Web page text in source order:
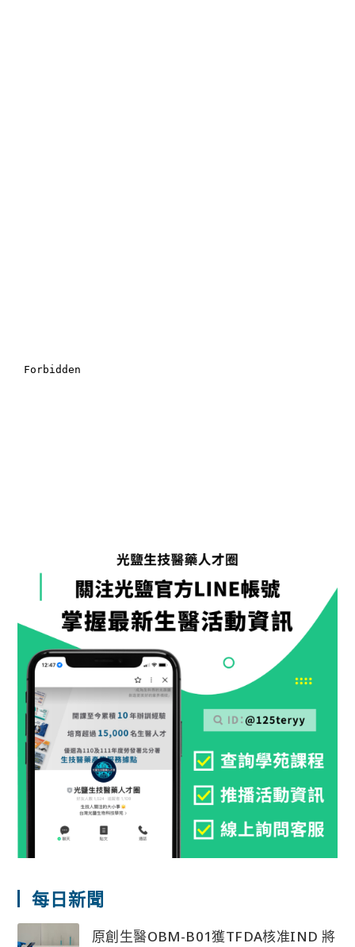
每日新聞
原創生醫OBM-B01獲TFDA核准IND 將